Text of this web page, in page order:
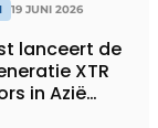
19 JUNI 2026
lanceert de
XTR
in Azië